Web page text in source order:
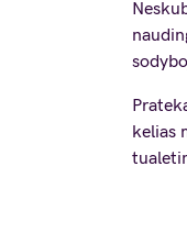
kelias